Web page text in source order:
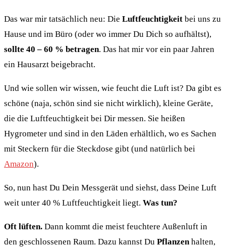
Das war mir tatsächlich neu: Die Luftfeuchtigkeit bei uns zu
Hause und im Büro (oder wo immer Du Dich so aufhältst),
sollte 40 – 60 % betragen. Das hat mir vor ein paar Jahren
ein Hausarzt beigebracht.
Und wie sollen wir wissen, wie feucht die Luft ist? Da gibt es
schöne (naja, schön sind sie nicht wirklich), kleine Geräte,
die die Luftfeuchtigkeit bei Dir messen. Sie heißen
Hygrometer und sind in den Läden erhältlich, wo es Sachen
mit Steckern für die Steckdose gibt (und natürlich bei
Amazon).
So, nun hast Du Dein Messgerät und siehst, dass Deine Luft
weit unter 40 % Luftfeuchtigkeit liegt. Was tun?
Oft lüften. Dann kommt die meist feuchtere Außenluft in
den geschlossenen Raum. Dazu kannst Du Pflanzenhalten,